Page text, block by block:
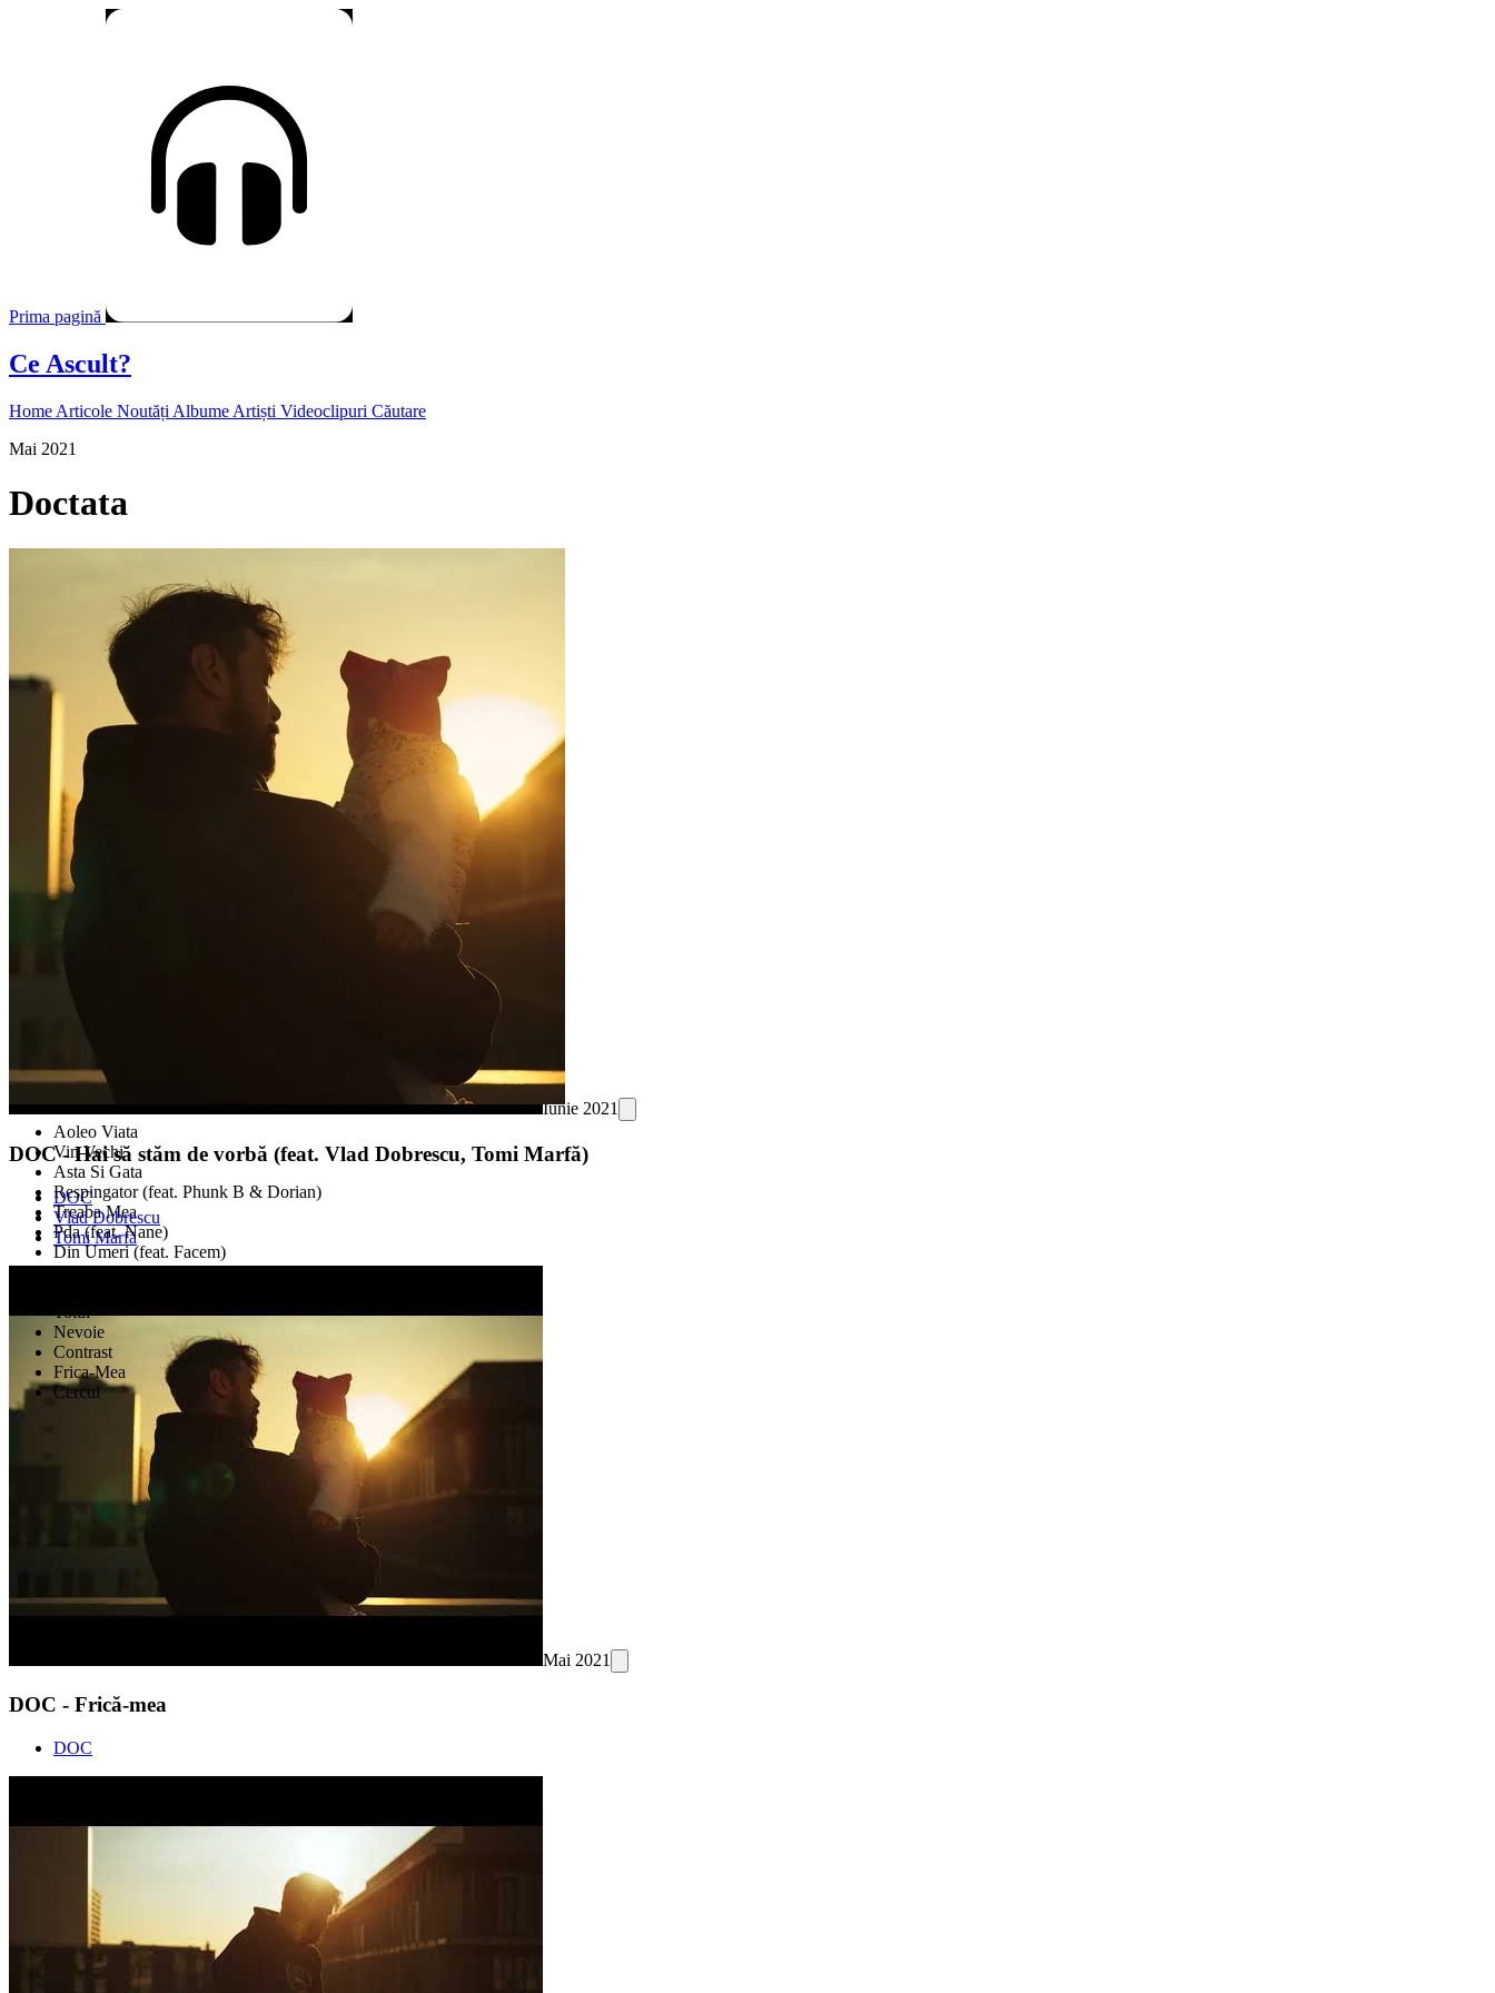
Prima pagină
Ce Ascult?
Home Articole Noutăți Albume Artiști Videoclipuri Căutare
Mai 2021
Doctata
Aoleo Viata
Vin Vechi
Asta Si Gata
Respingator (feat. Phunk B & Dorian)
Treaba Mea
Pda (feat. Nane)
Din Umeri (feat. Facem)
Teo 2 (Skit)
Totul
Nevoie
Contrast
Frica-Mea
Cercul
Pagina externă
Videoclipuri
Iunie 2021
DOC - Hai să stăm de vorbă (feat. Vlad Dobrescu, Tomi Marfă)
DOC
Vlad Dobrescu
Tomi Marfă
Mai 2021
DOC - Frică-mea
DOC